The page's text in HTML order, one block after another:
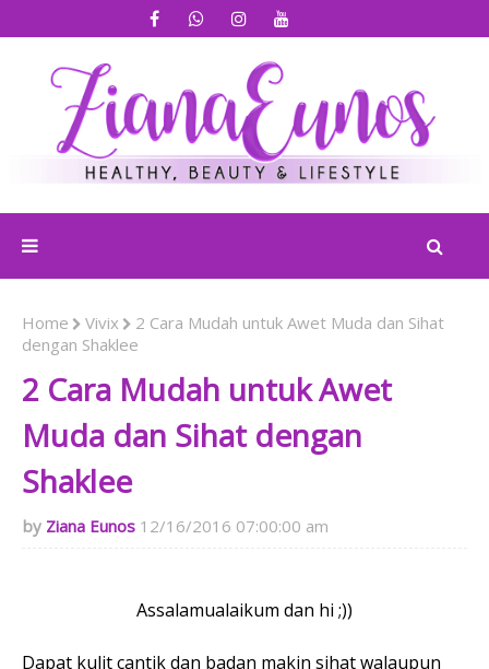
Home Vivix
2 Cara Mudah untuk Awet Muda dan Sihat
dengan Shaklee
2 Cara Mudah untuk Awet
Muda dan Sihat dengan
Shaklee
Ziana Eunos 12/16/2016 07:00:00 am
Assalamualaikum dan hi ;))
Dapat kulit cantik dan badan makin sihat walaupun